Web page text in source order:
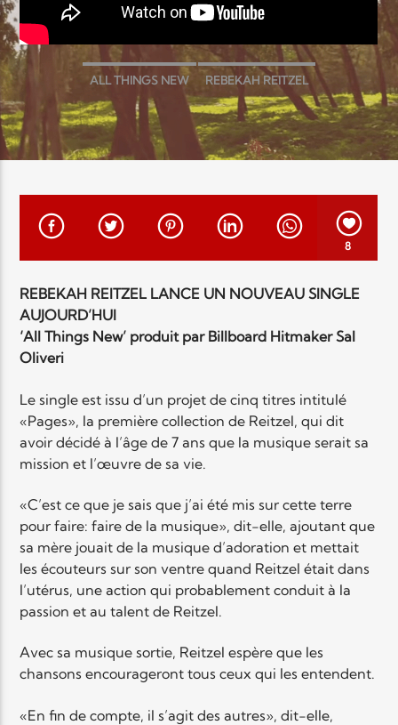
TITRE
ARTISTE
Radio Elyon
Elyon Rhema
Elyon Live
Elyon Kids
ALL THINGS NEW REBEKAH REITZEL
8
REBEKAH REITZEL LANCE UN NOUVEAU SINGLE
AUJOURD’HUI
‘All Things New’ produit par Billboard Hitmaker Sal
Oliveri
Le single est issu d’un projet de cinq titres intitulé
«Pages», la première collection de Reitzel, qui dit
avoir décidé à l’âge de 7 ans que la musique serait sa
mission et l’œuvre de sa vie.
«C’est ce que je sais que j’ai été mis sur cette terre
pour faire: faire de la musique», dit-elle, ajoutant que
sa mère jouait de la musique d’adoration et mettait
les écouteurs sur son ventre quand Reitzel était dans
l’utérus, une action qui probablement conduit à la
passion et au talent de Reitzel.
Avec sa musique sortie, Reitzel espère que les
chansons encourageront tous ceux qui les entendent.
«En fin de compte, il s’agit des autres», dit-elle,